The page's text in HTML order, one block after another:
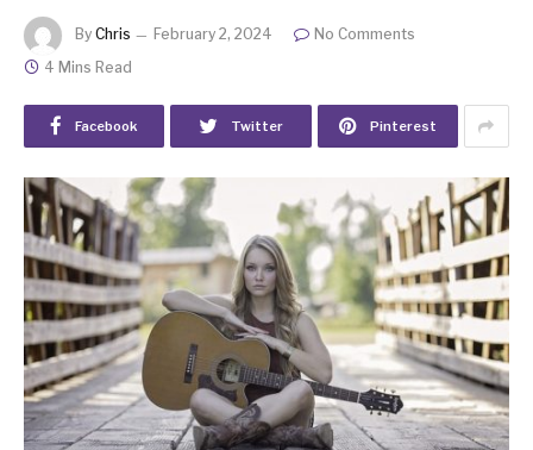
By Chris February 2, 2024
No Comments
4 Mins Read
Facebook Twitter Pinterest